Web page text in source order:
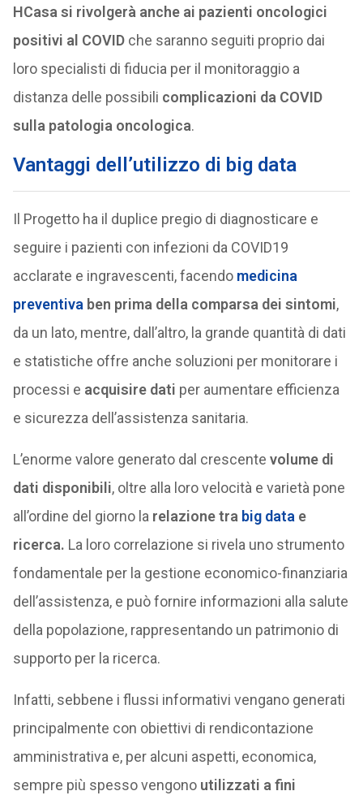
HCasa si rivolgerà anche ai pazienti oncologici
positivi al COVIDche saranno seguiti proprio dai
loro specialisti di fiducia per il monitoraggio a
distanza delle possibili complicazioni da COVID
sulla patologia oncologica.
Vantaggi dell’utilizzo di big data
Il Progetto ha il duplice pregio di diagnosticare e
seguire i pazienti con infezioni da COVID19
acclarate e ingravescenti, facendo medicina
preventiva ben prima della comparsa dei sintomi,
da un lato, mentre, dall’altro, la grande quantità di dati
e statistiche offre anche soluzioni per monitorare i
processi e acquisire dati per aumentare efficienza
e sicurezza dell’assistenza sanitaria.
L’enorme valore generato dal crescente volume di
dati disponibili, oltre alla loro velocità e varietà pone
all’ordine del giorno la relazione tra big data e
ricerca. La loro correlazione si rivela uno strumento
fondamentale per la gestione economico-finanziaria
dell’assistenza, e può fornire informazioni alla salute
della popolazione, rappresentando un patrimonio di
supporto per la ricerca.
Infatti, sebbene i flussi informativi vengano generati
principalmente con obiettivi di rendicontazione
amministrativa e, per alcuni aspetti, economica,
sempre più spesso vengono utilizzati a fini